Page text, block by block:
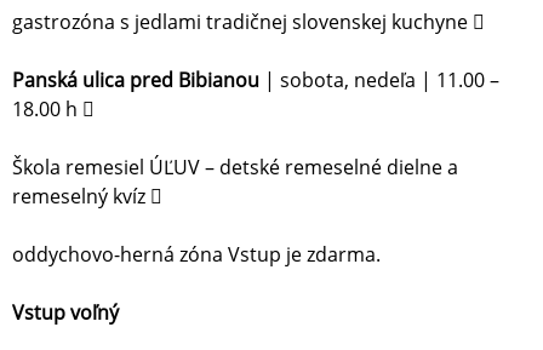
gastrozóna s jedlami tradičnej slovenskej kuchyne 
Panská ulica pred Bibianou | sobota, nedeľa | 11.00 –
18.00 h 
Škola remesiel ÚĽUV – detské remeselné dielne a
remeselný kvíz 
oddychovo-herná zóna Vstup je zdarma.
Vstup voľný